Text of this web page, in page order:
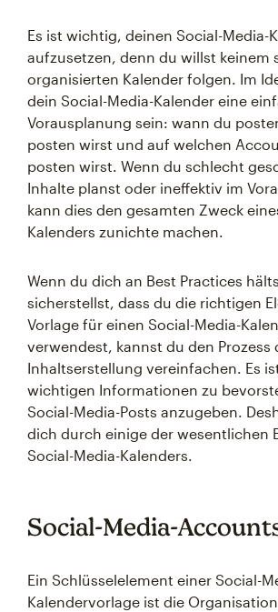
Es ist wichtig, deinen Social-Media-
aufzusetzen, denn du willst keinem
organisierten Kalender folgen. Im
dein Social-Media-Kalender eine
Vorausplanung sein: wann du
posten wirst und auf welchen
posten wirst. Wenn du schlecht
Inhalte planst oder ineffektiv im
kann dies den gesamten Zweck
Kalenders zunichte machen.
Wenn du dich an Best Practices
sicherstellst, dass du die richtigen
Vorlage für einen Social-Media-
verwendest, kannst du den Prozess
Inhaltserstellung vereinfachen. Es
wichtigen Informationen zu
Social-Media-Posts anzugeben.
dich durch einige der wesentlichen
Social-Media-Kalenders.
Social-Media-
Ein Schlüsselelement einer Social-
Kalendervorlage ist die